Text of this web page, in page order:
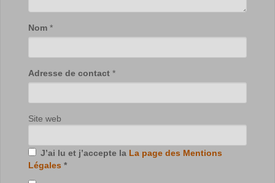
Nom *
Adresse de contact *
Site web
J’ai lu et j’accepte la La page des Mentions
Légales *